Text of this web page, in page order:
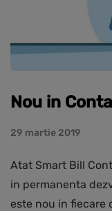
Nou in
29 martie 2019
Atat Smart Bill
in permanenta
este nou in fiecare